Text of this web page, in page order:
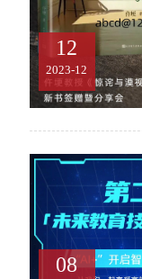
12
2023-12
08